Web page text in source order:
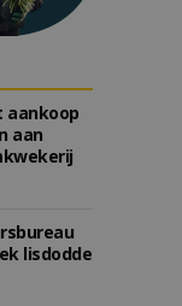
aankoop
aan
lisdodde